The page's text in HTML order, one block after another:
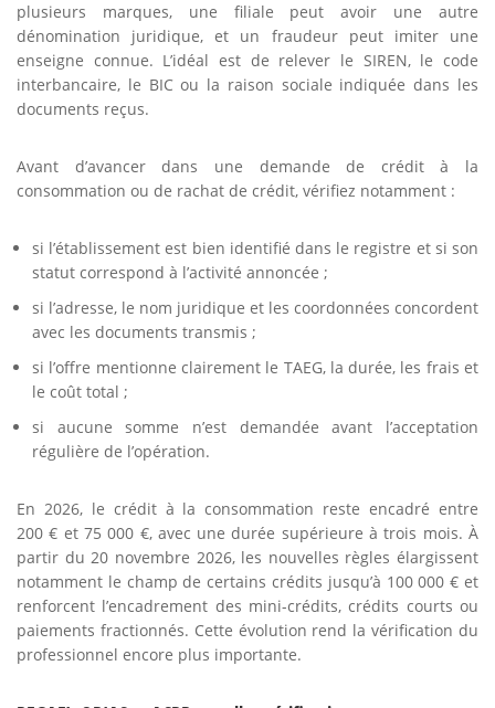
plusieurs marques, une filiale peut avoir une autre
dénomination juridique, et un fraudeur peut imiter une
enseigne connue. L’idéal est de relever le SIREN, le code
interbancaire, le BIC ou la raison sociale indiquée dans les
documents reçus.
Avant d’avancer dans une demande de crédit à la
consommation ou de rachat de crédit, vérifiez notamment :
si l’établissement est bien identifié dans le registre et si son
statut correspond à l’activité annoncée ;
si l’adresse, le nom juridique et les coordonnées concordent
avec les documents transmis ;
si l’offre mentionne clairement le TAEG, la durée, les frais et
le coût total ;
si aucune somme n’est demandée avant l’acceptation
régulière de l’opération.
En 2026, le crédit à la consommation reste encadré entre
200 € et 75 000 €, avec une durée supérieure à trois mois. À
partir du 20 novembre 2026, les nouvelles règles élargissent
notamment le champ de certains crédits jusqu’à 100 000 € et
renforcent l’encadrement des mini-crédits, crédits courts ou
paiements fractionnés. Cette évolution rend la vérification du
professionnel encore plus importante.